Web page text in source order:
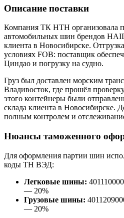
Описание поставки
Компания ТК НТН организовала
автомобильных шин брендов
клиента в Новосибирске.
условиях FOB: поставщик
Циндао и погрузку на судно.
Груз был доставлен морским
Владивосток, где прошёл
этого контейнеры были
склада клиента в Новосибирске.
полным контролем и
Нюансы таможенного
Для оформления партии шин
коды ТН ВЭД:
Легковые шины:
— 20%
Грузовые шины:
— 20%